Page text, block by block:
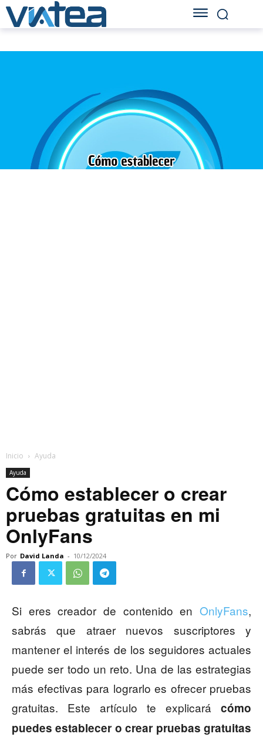
Inicio Ayuda
Ayuda
Cómo establecer o crear
pruebas gratuitas en mi
OnlyFans
Por David Landa - 10/12/2024
Si eres creador de contenido en OnlyFans,
sabrás que atraer nuevos suscriptores y
mantener el interés de los seguidores actuales
puede ser todo un reto. Una de las estrategias
más efectivas para lograrlo es ofrecer pruebas
gratuitas. Este artículo te explicará cómo
puedes establecer o crear pruebas gratuitas